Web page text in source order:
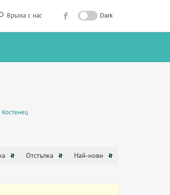
Връзка с нас Dark
Отстъпка Най-нови